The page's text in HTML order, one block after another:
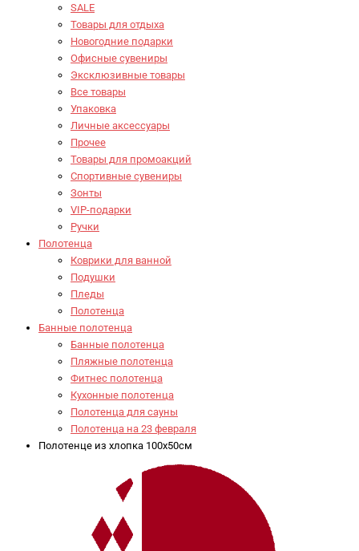
SALE
Товары для отдыха
Новогодние подарки
Офисные сувениры
Эксклюзивные товары
Все товары
Упаковка
Личные аксессуары
Прочее
Товары для промоакций
Спортивные сувениры
Зонты
VIP-подарки
Ручки
Полотенца
Коврики для ванной
Подушки
Пледы
Полотенца
Банные полотенца
Банные полотенца
Пляжные полотенца
Фитнес полотенца
Кухонные полотенца
Полотенца для сауны
Полотенца на 23 февраля
Полотенце из хлопка 100x50см